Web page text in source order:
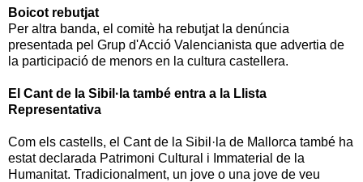
Boicot rebutjat
Per altra banda, el comitè ha rebutjat la denúncia
presentada pel Grup d'Acció Valencianista que advertia de
la participació de menors en la cultura castellera.
El Cant de la Sibil·la també entra a la Llista
Representativa
Com els castells, el Cant de la Sibil·la de Mallorca també ha
estat declarada Patrimoni Cultural i Immaterial de la
Humanitat. Tradicionalment, un jove o una jove de veu